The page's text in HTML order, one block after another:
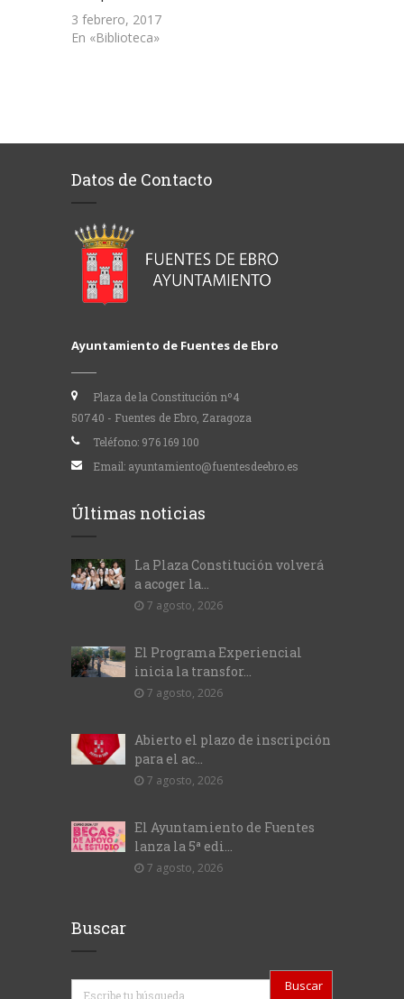
3 febrero, 2017
En «Biblioteca»
Datos de Contacto
Ayuntamiento de Fuentes de Ebro
Plaza de la Constitución nº4
50740 - Fuentes de Ebro, Zaragoza
Teléfono: 976 169 100
Email: ayuntamiento@fuentesdeebro.es
Últimas noticias
La Plaza Constitución volverá
a acoger la...
7 agosto, 2026
El Programa Experiencial
inicia la transfor...
7 agosto, 2026
Abierto el plazo de inscripción
para el ac...
7 agosto, 2026
El Ayuntamiento de Fuentes
lanza la 5ª edi...
7 agosto, 2026
Buscar
Buscar